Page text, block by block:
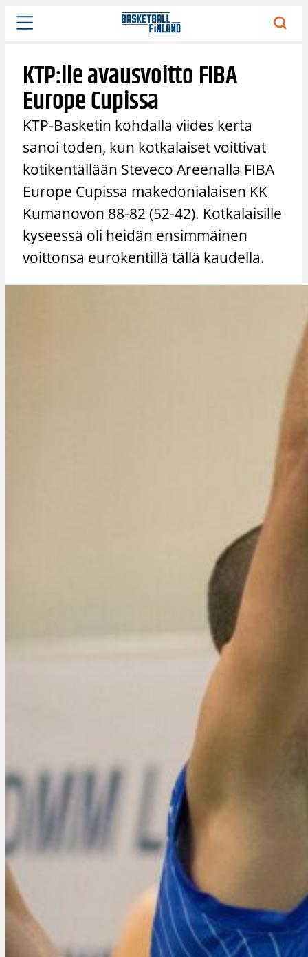
Siirry
sisältöön
KTP:lle avausvoitto FIBA
Europe Cupissa
KTP-Basketin kohdalla viides kerta
sanoi toden, kun kotkalaiset voittivat
kotikentällään Steveco Areenalla FIBA
Europe Cupissa makedonialaisen KK
Kumanovon 88-82 (52-42). Kotkalaisille
kyseessä oli heidän ensimmäinen
voittonsa eurokentillä tällä kaudella.